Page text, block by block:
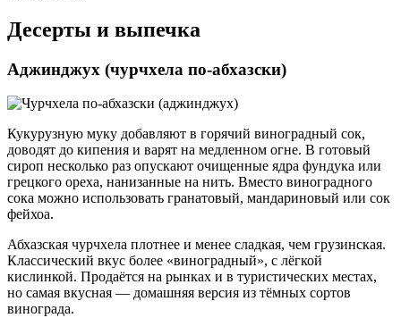
Десерты и выпечка
Аджинджух (чурчхела по-абхазски)
Кукурузную муку добавляют в горячий виноградный сок,
доводят до кипения и варят на медленном огне. В готовый
сироп несколько раз опускают очищенные ядра фундука или
грецкого ореха, нанизанные на нить. Вместо виноградного
сока можно использовать гранатовый, мандариновый или сок
фейхоа.
Абхазская чурчхела плотнее и менее сладкая, чем грузинская.
Классический вкус более «виноградный», с лёгкой
кислинкой. Продаётся на рынках и в туристических местах,
но самая вкусная — домашняя версия из тёмных сортов
винограда.